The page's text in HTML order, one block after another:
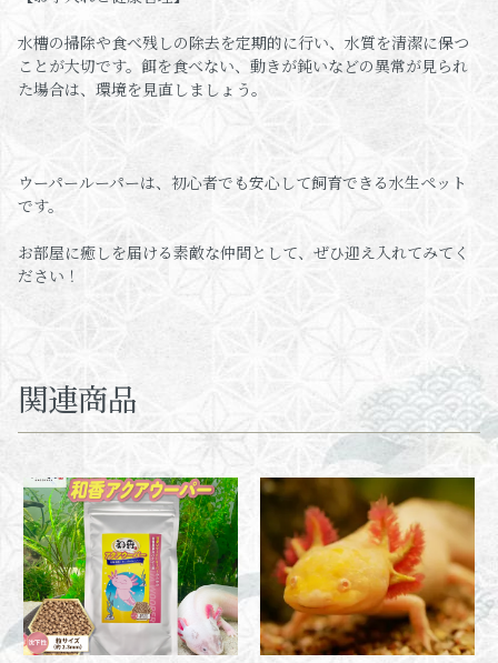
水槽の掃除や食べ残しの除去を定期的に行い、水質を清潔に保つ
ことが大切です。餌を食べない、動きが鈍いなどの異常が見られ
た場合は、環境を見直しましょう。
ウーパールーパーは、初心者でも安心して飼育できる水生ペット
です。
お部屋に癒しを届ける素敵な仲間として、ぜひ迎え入れてみてく
ださい！
関連商品